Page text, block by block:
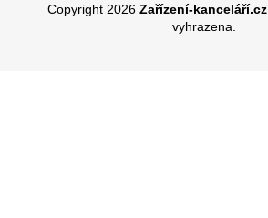
Copyright 2026 Zařízení-kanceláří.cz
vyhrazena.